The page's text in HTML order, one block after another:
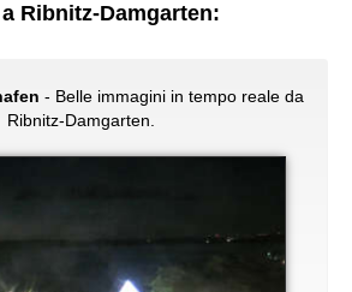
Ribnitz-Damgarten:
- Belle immagini in tempo reale da
Ribnitz-Damgarten.